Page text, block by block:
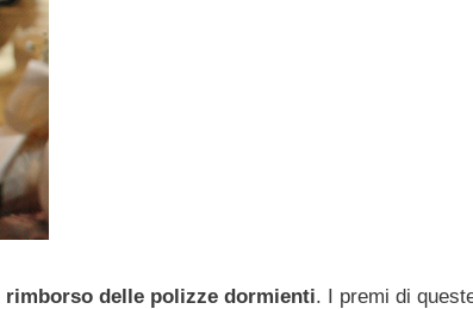
rimborso delle polizze dormienti. I premi di